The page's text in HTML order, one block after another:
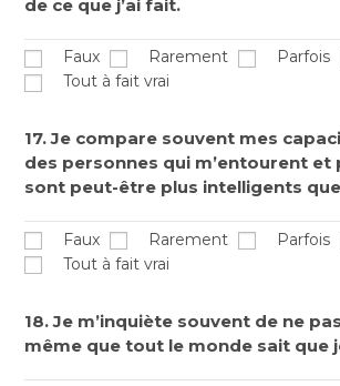
de ce que j’ai fait.
Faux Rarement Parfois
Tout à fait vrai
17. Je compare souvent mes
des personnes qui m’entourent et
sont peut-être plus intelligents
Faux Rarement Parfois
Tout à fait vrai
18. Je m’inquiète souvent de ne
même que tout le monde sait que